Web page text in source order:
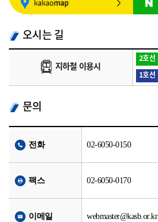
오시는 길
지하철 이용시
2호선
1호선
문의
전화 02-6050-0150
팩스 02-6050-0170
이메일 webmaster@kasb.or.kr